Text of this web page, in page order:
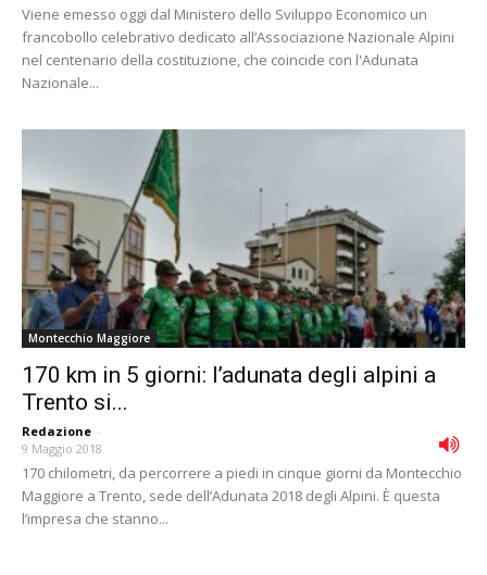
Viene emesso oggi dal Ministero dello Sviluppo Economico un
francobollo celebrativo dedicato all’Associazione Nazionale Alpini
nel centenario della costituzione, che coincide con l'Adunata
Nazionale...
Montecchio Maggiore
170 km in 5 giorni: l’adunata degli alpini a
Trento si...
Redazione -
9 Maggio 2018
170 chilometri, da percorrere a piedi in cinque giorni da Montecchio
Maggiore a Trento, sede dell’Adunata 2018 degli Alpini. È questa
l’impresa che stanno...